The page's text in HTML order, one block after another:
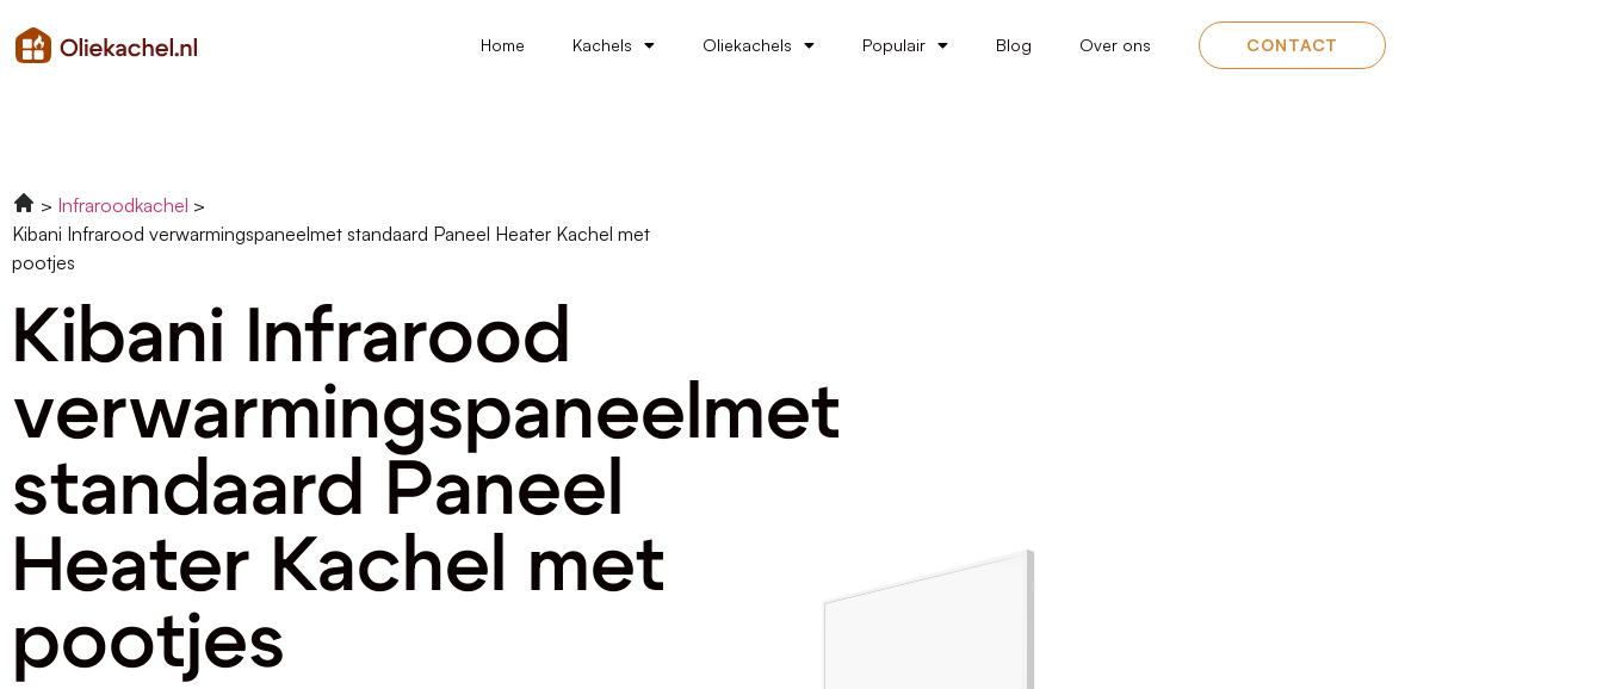
Home Kachels Oliekachels Populair Blog Over ons CONTACT
Infraroodkachel
Kibani Infrarood verwarmingspaneelmet standaard Paneel Heater Kachel met
pootjes
Kibani Infrarood
verwarmingspaneelmet
standaard Paneel
Heater Kachel met
pootjes